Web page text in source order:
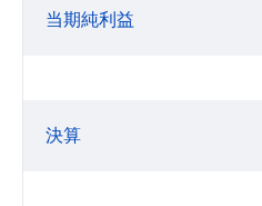
当期純利益
決算